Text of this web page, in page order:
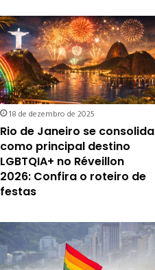
18 de dezembro de 2025
Rio de Janeiro se consolida
como principal destino
LGBTQIA+ no Réveillon
2026: Confira o roteiro de
festas